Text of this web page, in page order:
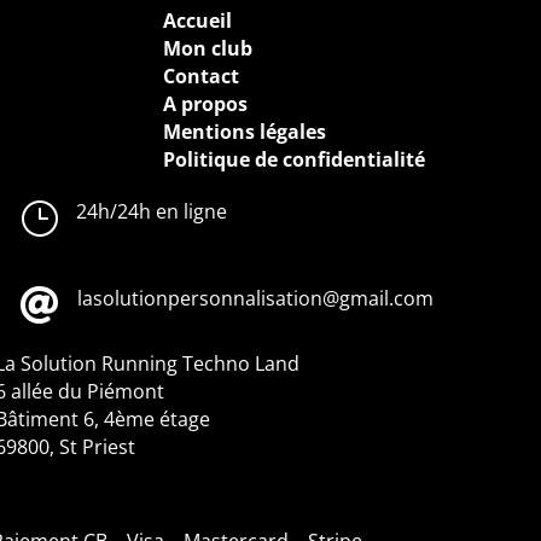
Accueil
Mon club
Contact
A propos
Mentions légales
Politique de confidentialité
} 24h/24h en ligne
 lasolutionpersonnalisation@gmail.com
Solution RunningTechno Land
allée du Piémont
6, 4ème étage
St Priest